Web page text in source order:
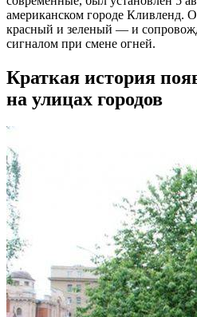
американском городе Кливленд.
красный и зеленый — и
сигналом при смене огней.
Краткая история
на улицах городов